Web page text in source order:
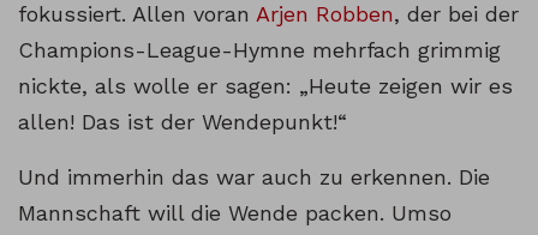
fokussiert. Allen voran Arjen Robben, der bei der
Champions-League-Hymne mehrfach grimmig
nickte, als wolle er sagen: „Heute zeigen wir es
allen! Das ist der Wendepunkt!“
Und immerhin das war auch zu erkennen. Die
Mannschaft will die Wende packen. Umso